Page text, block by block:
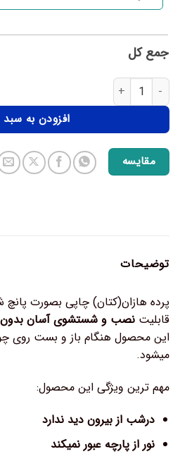
جمع کل
افزودن به
مقایسه
توضیحات
پرده هازان(کتان) چاپی بصورت پانچ
قابلیت نصب و شستشوی آسان بدون
این محصول هنگام باز و بست روی
میشود.
مهم ترین ویژگی این محصول:
درشب از بیرون دید ندارد
نور از پارچه عبور نمیکند